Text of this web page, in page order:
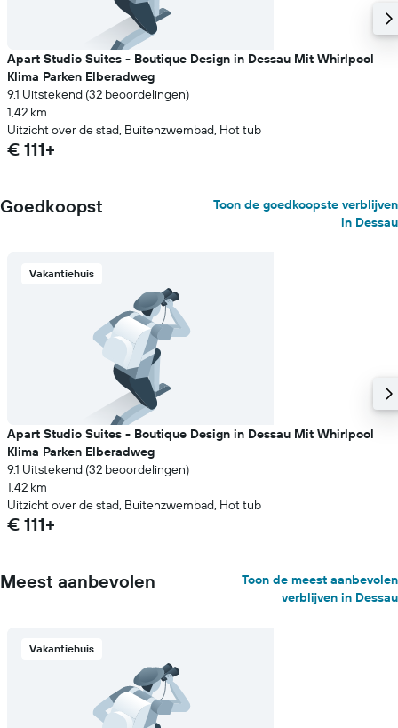
Apart Studio Suites - Boutique Design in Dessau Mit Whirlpool
Klima Parken Elberadweg
9.1 Uitstekend (32 beoordelingen)
1,42 km
Uitzicht over de stad, Buitenzwembad, Hot tub
€ 111+
Goedkoopst
Toon de goedkoopste verblijven
in Dessau
Vakantiehuis
Apart Studio Suites - Boutique Design in Dessau Mit Whirlpool
Klima Parken Elberadweg
9.1 Uitstekend (32 beoordelingen)
1,42 km
Uitzicht over de stad, Buitenzwembad, Hot tub
€ 111+
Meest aanbevolen
Toon de meest aanbevolen
verblijven in Dessau
Vakantiehuis